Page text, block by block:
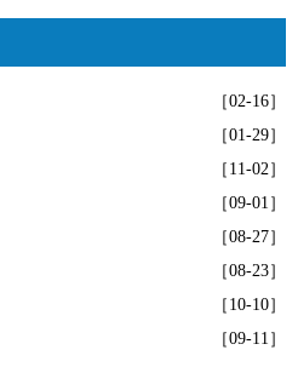
［02-16］
［01-29］
［11-02］
［09-01］
［08-27］
［08-23］
［10-10］
［09-11］